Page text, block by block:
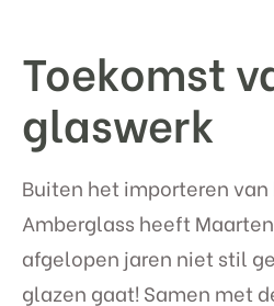
Toekomst
glaswerk
Buiten het importeren
Amberglass heeft
afgelopen jaren niet stil
glazen gaat! Samen met